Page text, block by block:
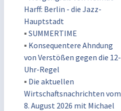
Harff: Berlin - die Jazz-
Hauptstadt
▪ SUMMERTIME
▪ Konsequentere Ahndung
von Verstößen gegen die 12-
Uhr-Regel
▪ Die aktuellen
Wirtschaftsnachrichten vom
8. August 2026 mit Michael